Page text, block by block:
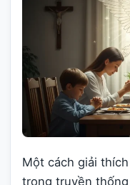
Một cách giải
trong truyền